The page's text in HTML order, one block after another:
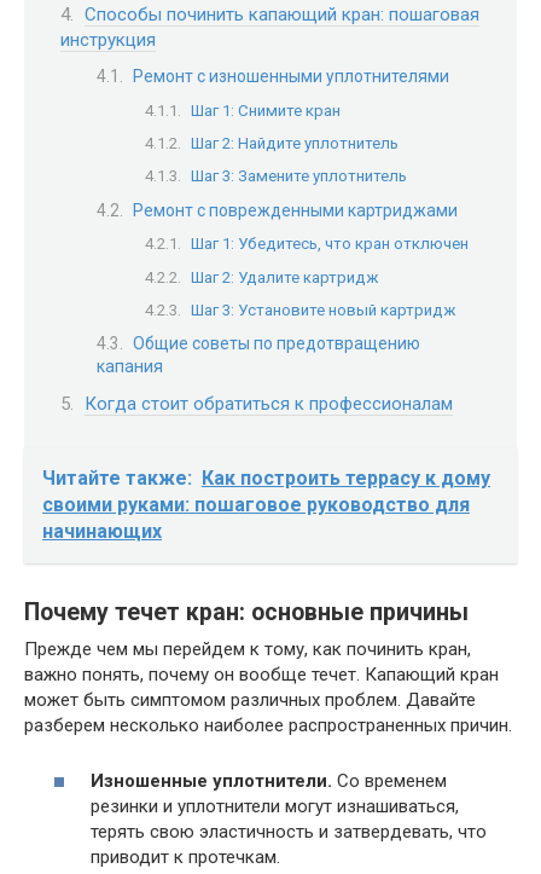
Способы починить капающий кран: пошаговая
инструкция
Ремонт с изношенными уплотнителями
Шаг 1: Снимите кран
Шаг 2: Найдите уплотнитель
Шаг 3: Замените уплотнитель
Ремонт с поврежденными картриджами
Шаг 1: Убедитесь, что кран отключен
Шаг 2: Удалите картридж
Шаг 3: Установите новый картридж
Общие советы по предотвращению
капания
Когда стоит обратиться к профессионалам
Читайте также: Как построить террасу к дому
своими руками: пошаговое руководство для
начинающих
Почему течет кран: основные причины
Прежде чем мы перейдем к тому, как починить кран,
важно понять, почему он вообще течет. Капающий кран
может быть симптомом различных проблем. Давайте
разберем несколько наиболее распространенных причин.
Изношенные уплотнители. Со временем
резинки и уплотнители могут изнашиваться,
терять свою эластичность и затвердевать, что
приводит к протечкам.